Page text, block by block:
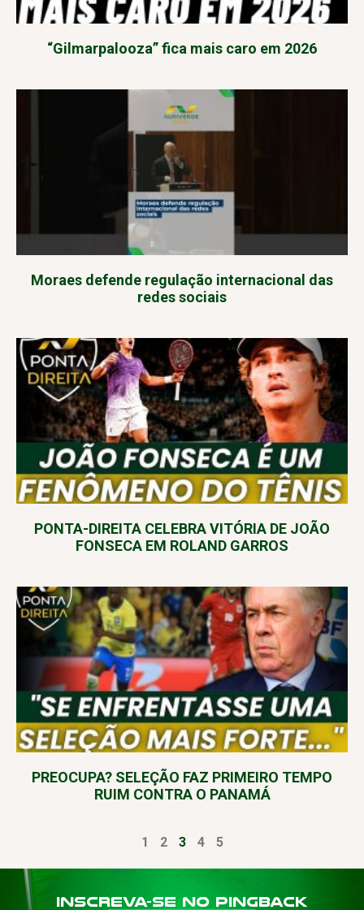
“Gilmarpalooza” fica mais caro em 2026
Moraes defende regulação internacional das
redes sociais
PONTA-DIREITA CELEBRA VITÓRIA DE JOÃO
FONSECA EM ROLAND GARROS
PREOCUPA? SELEÇÃO FAZ PRIMEIRO TEMPO
RUIM CONTRA O PANAMÁ
1 2 3 4 5
Inscreva-se no PINGBACK